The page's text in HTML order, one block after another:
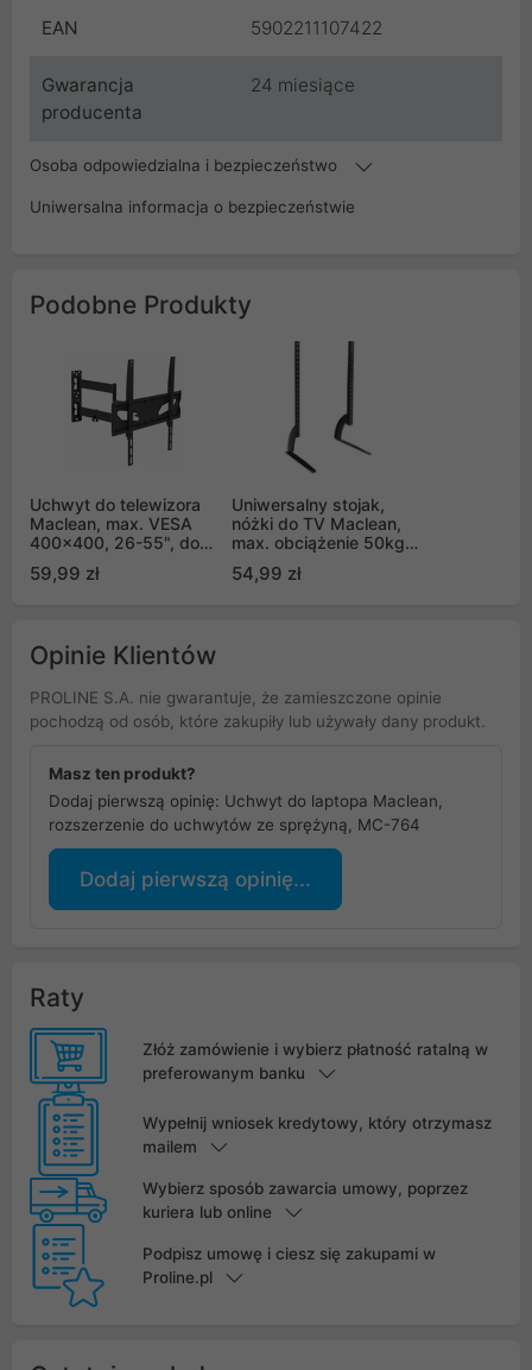
EAN 5902211107422
Gwarancja
producenta
24 miesiące
Osoba odpowiedzialna i bezpieczeństwo
Uniwersalna informacja o bezpieczeństwie
Podobne Produkty
Uchwyt do telewizora
Maclean, max. VESA
400x400, 26-55", do
30kg, długie ramię
pasuje do
59,99 zł
Uniwersalny stojak,
nóżki do TV Maclean,
max. obciążenie 50kg,
max. VESA 800x500,
dla TV 32-70", MC-954
54,99 zł
Opinie Klientów
PROLINE S.A. nie gwarantuje, że zamieszczone opinie
pochodzą od osób, które zakupiły lub używały dany produkt.
Masz ten produkt?
Dodaj pierwszą opinię: Uchwyt do laptopa Maclean,
rozszerzenie do uchwytów ze sprężyną, MC-764
Dodaj pierwszą opinię...
Raty
Złóż zamówienie i wybierz płatność ratalną w
preferowanym banku
Wypełnij wniosek kredytowy, który otrzymasz
mailem
Wybierz sposób zawarcia umowy, poprzez
kuriera lub online
Podpisz umowę i ciesz się zakupami w
Proline.pl